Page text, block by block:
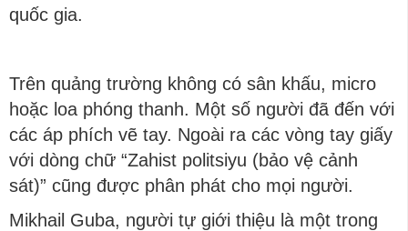
quốc gia.
Trên quảng trường không có sân khấu, micro
hoặc loa phóng thanh. Một số người đã đến với
các áp phích vẽ tay. Ngoài ra các vòng tay giấy
với dòng chữ “Zahist polіtsіyu (bảo vệ cảnh
sát)” cũng được phân phát cho mọi người.
Mikhail Guba, người tự giới thiệu là một trong